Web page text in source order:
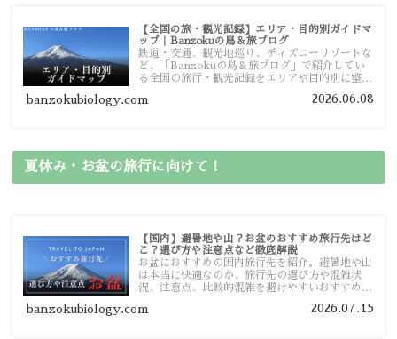
【全国の旅・観光記録】エリア・目的別ガイドマ
ップ｜Banzokuの鳥＆旅ブログ
鉄道・交通、観光地巡り、ディズニーリゾートな
ど、「Banzokuの鳥＆旅ブログ」で紹介してい
る全国の旅行・観光記録をエリアや目的別に整理
ガイドマップからスムーズに見つけていただけま
banzokubiology.com 2026.06.08
夏休み・お盆の旅行に向けて！
【国内】避暑地や山？お盆のおすすめ旅行先はど
こ？選び方や注意点など徹底解説
お盆におすすめの国内旅行先を紹介。避暑地や山
は本当に快適なのか、旅行先の選び方や混雑状
況、注意点、比較的混雑を避けやすいおすすめス
す。
banzokubiology.com 2026.07.15